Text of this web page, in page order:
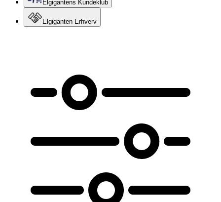
Elgigantens Kundeklub
Elgiganten Erhverv